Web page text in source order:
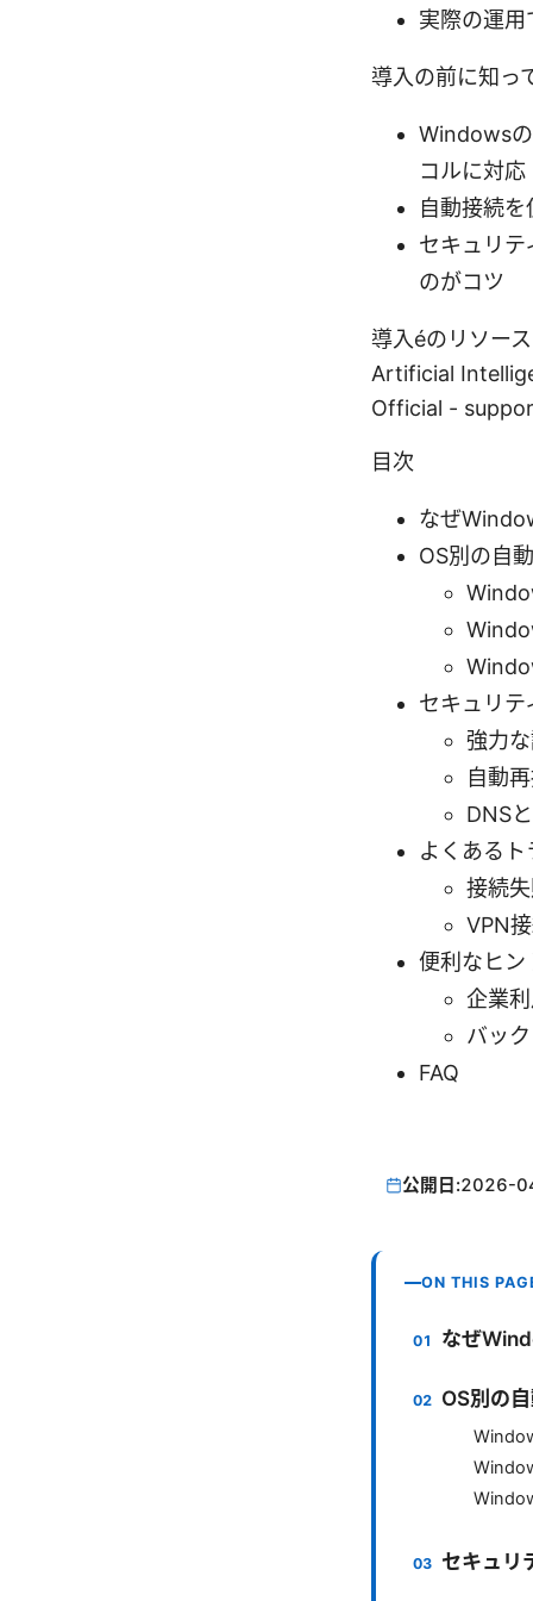
実際の運
導入の前に知っ
Windows
コルに対応
自動接続
セキュリ
のがコツ
導入éのリソー
Artificial
Official -
目次
なぜ
OS別の自
セキュリテ
強力
自動
DNS
よくある
接続
VPN
便利なヒン
企業
バッ
FAQ
公開日:2026-
ON THIS
なぜ
OS別の
セキュリ